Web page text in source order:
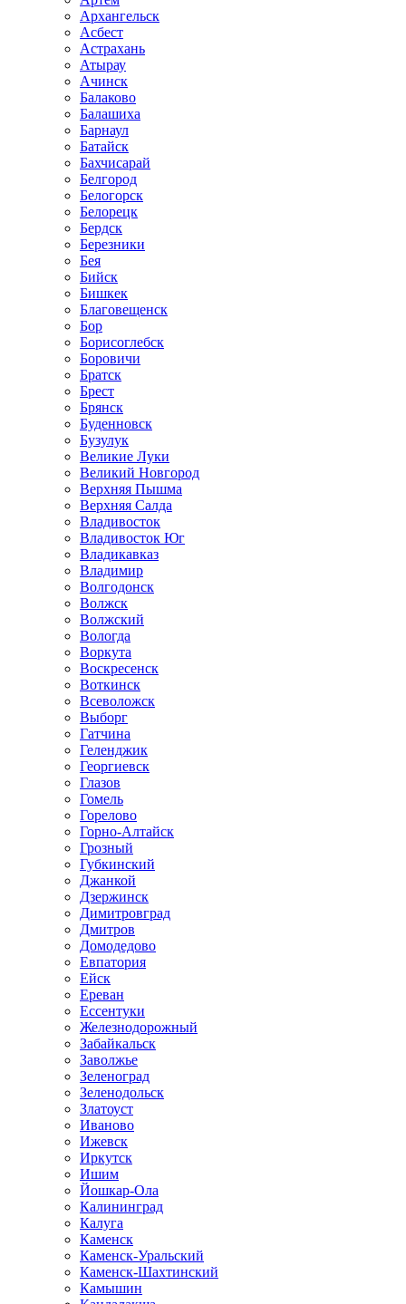
Архангельск
Асбест
Астрахань
Атырау
Ачинск
Балаково
Балашиха
Барнаул
Батайск
Бахчисарай
Белгород
Белогорск
Белорецк
Бердск
Березники
Бея
Бийск
Бишкек
Благовещенск
Бор
Борисоглебск
Боровичи
Братск
Брест
Брянск
Буденновск
Бузулук
Великие Луки
Великий Новгород
Верхняя Пышма
Верхняя Салда
Владивосток
Владивосток Юг
Владикавказ
Владимир
Волгодонск
Волжск
Волжский
Вологда
Воркута
Воскресенск
Воткинск
Всеволожск
Выборг
Гатчина
Геленджик
Георгиевск
Глазов
Гомель
Горелово
Горно-Алтайск
Грозный
Губкинский
Джанкой
Дзержинск
Димитровград
Дмитров
Домодедово
Евпатория
Ейск
Ереван
Ессентуки
Железнодорожный
Забайкальск
Заволжье
Зеленоград
Зеленодольск
Златоуст
Иваново
Ижевск
Иркутск
Ишим
Йошкар-Ола
Калининград
Калуга
Каменск
Каменск-Уральский
Каменск-Шахтинский
Камышин